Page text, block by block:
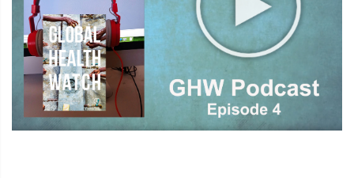
الحلقة
4:
السلام